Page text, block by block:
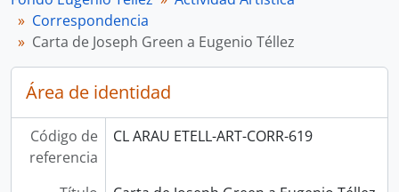
Correspondencia
Carta de Joseph Green a Eugenio Téllez
Área de identidad
Código de
referencia
CL ARAU ETELL-ART-CORR-619